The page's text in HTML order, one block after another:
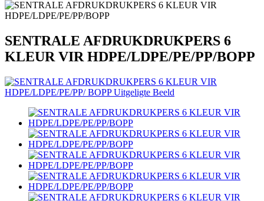
SENTRALE AFDRUKDRUKPERS 6
KLEUR VIR HDPE/LDPE/PE/PP/BOPP